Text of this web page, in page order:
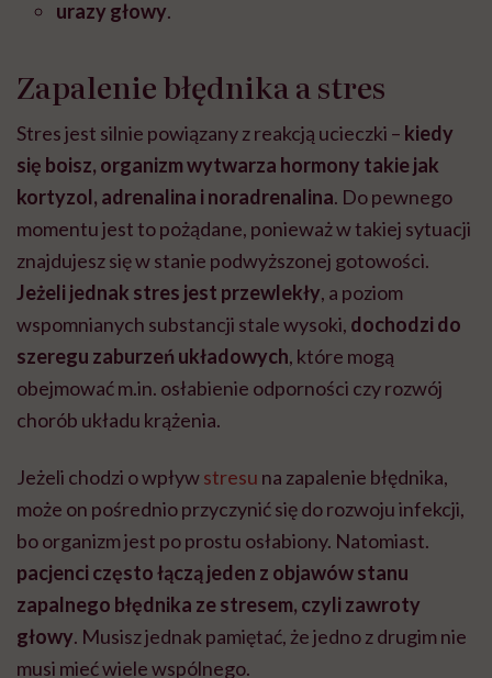
urazy głowy.
Zapalenie błędnika a stres
Stres jest silnie powiązany z reakcją ucieczki – kiedy
się boisz, organizm wytwarza hormony takie jak
kortyzol, adrenalina i noradrenalina. Do pewnego
momentu jest to pożądane, ponieważ w takiej sytuacji
znajdujesz się w stanie podwyższonej gotowości.
Jeżeli jednak stres jest przewlekły, a poziom
wspomnianych substancji stale wysoki, dochodzi do
szeregu zaburzeń układowych, które mogą
obejmować m.in. osłabienie odporności czy rozwój
chorób układu krążenia.
Jeżeli chodzi o wpływstresu na zapalenie błędnika,
może on pośrednio przyczynić się do rozwoju infekcji,
bo organizm jest po prostu osłabiony. Natomiast.
pacjenci często łączą jeden z objawów stanu
zapalnego błędnika ze stresem, czyli zawroty
głowy. Musisz jednak pamiętać, że jedno z drugim nie
musi mieć wiele wspólnego.